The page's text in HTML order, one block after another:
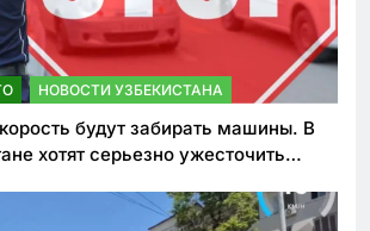
НОВОСТИ УЗБЕКИСТАНА
будут забирать машины. В
хотят серьезно ужесточить